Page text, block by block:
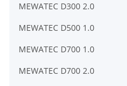
MEWATEC D300 2.0
MEWATEC D500 1.0
MEWATEC D700 1.0
MEWATEC D700 2.0